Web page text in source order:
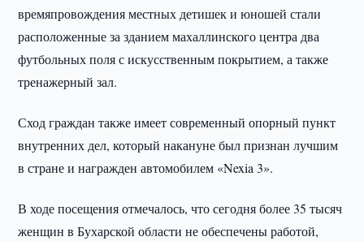
времяпровождения местных детишек и юношей стали
расположенные за зданием махаллинского центра два
футбольных поля с искусственным покрытием, а также
тренажерный зал.
Сход граждан также имеет современный опорный пункт
внутренних дел, который накануне был признан лучшим
в стране и награжден автомобилем «Nexia 3».
В ходе посещения отмечалось, что сегодня более 35 тысяч
женщин в Бухарской области не обеспечены работой,